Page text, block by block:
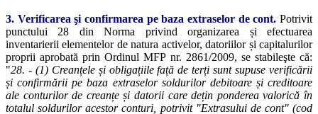
3. Verificarea şi confirmarea pe baza extraselor de cont. Potrivit
punctului 28 din Norma privind organizarea și efectuarea
inventarierii elementelor de natura activelor, datoriilor și capitalurilor
proprii aprobată prin Ordinul MFP nr. 2861/2009, se stabileşte că:
"28. - (1) Creanțele și obligațiile față de terți sunt supuse verificării
și confirmării pe baza extraselor soldurilor debitoare și creditoare
ale conturilor de creanțe și datorii care dețin ponderea valorică în
totalul soldurilor acestor conturi, potrivit "Extrasului de cont" (cod